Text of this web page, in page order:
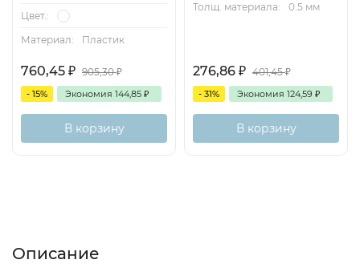
Цвет.:
Материал: Пластик
760,45 ₽ 905,30₽
- 15% Экономия 144,85 ₽
В корзину
Толщ. материала:
0.5 мм
276,86 ₽ 401,45₽
- 31% Экономия 124,59 ₽
В корзину
Описание